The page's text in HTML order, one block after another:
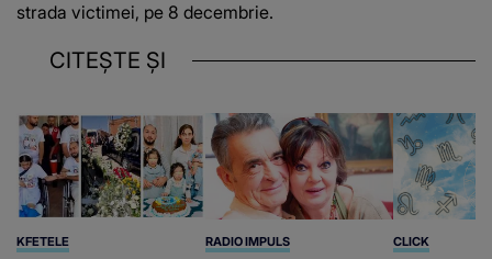
strada victimei, pe 8 decembrie.
CITEȘTE ȘI
KFETELE RADIO IMPULS CLICK